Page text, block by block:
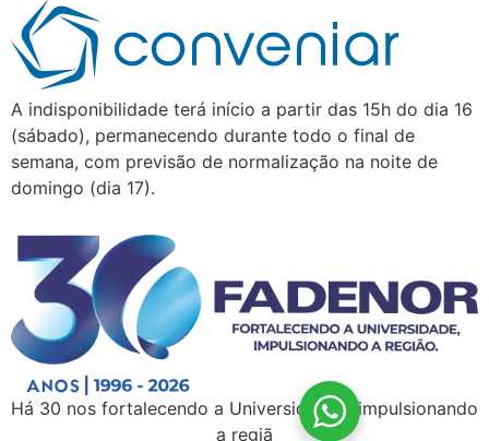
A indisponibilidade terá início a partir das 15h do dia 16
(sábado), permanecendo durante todo o final de
semana, com previsão de normalização na noite de
domingo (dia 17).
Há 30 nos fortalecendo a Universidade e impulsionando
a regiã